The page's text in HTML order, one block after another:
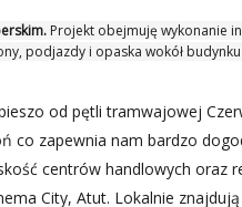
Projekt obejmuję wykonanie
podjazdy i opaska wokół
od pętli tramwajowej
co zapewnia nam bardzo
centrów handlowych oraz
City, Atut. Lokalnie